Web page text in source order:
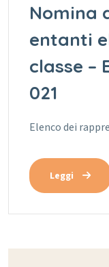
Nomina
entanti
classe –
021
Elenco dei
Leggi